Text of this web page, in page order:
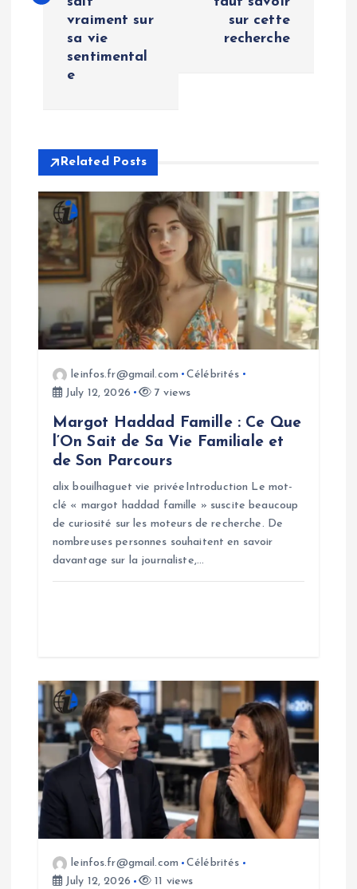
t
g
a
t
vraiment sur
sa vie
sentimental
e
sur cette
recherche
Related Posts
leinfos.fr@gmail.com
Célébrités
July 12, 2026
7 views
Margot Haddad Famille : Ce Que
l’On Sait de Sa Vie Familiale et
de Son Parcours
alix bouilhaguet vie privéeIntroduction Le mot-
clé « margot haddad famille » suscite beaucoup
de curiosité sur les moteurs de recherche. De
nombreuses personnes souhaitent en savoir
davantage sur la journaliste,…
leinfos.fr@gmail.com
Célébrités
July 12, 2026
11 views